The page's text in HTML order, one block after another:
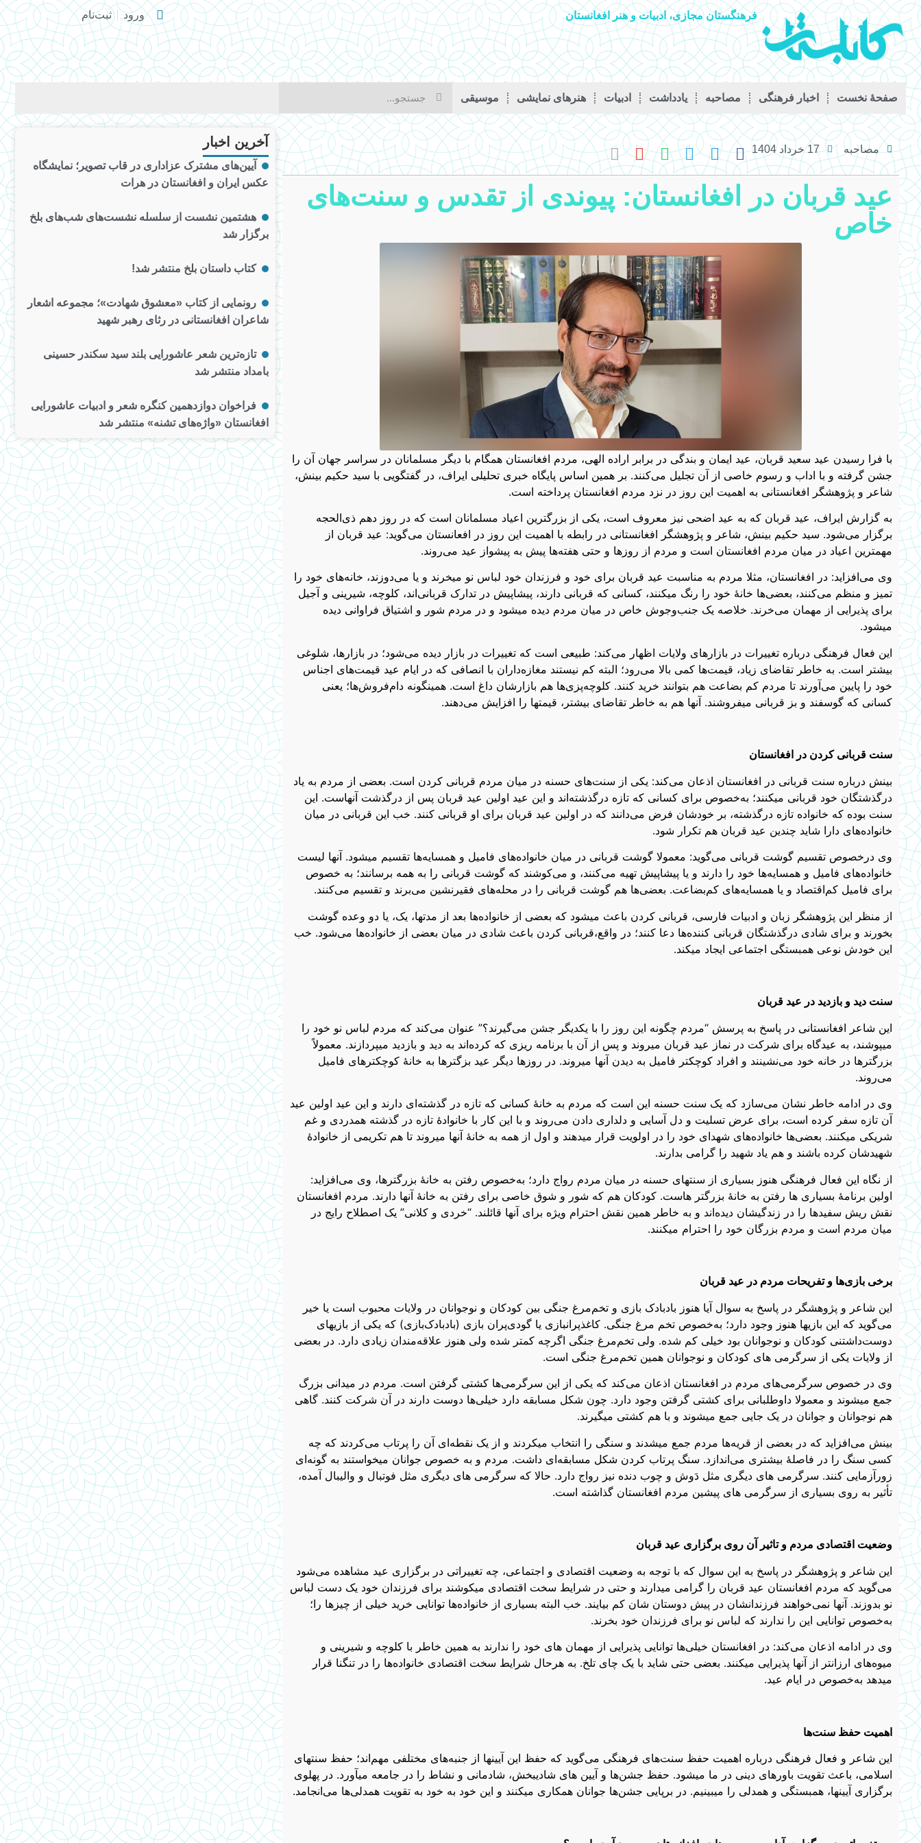
فرهنگستان مجازی، ادبیات و هنر افغانستان ورود ثبت‌نام
صفحۀ نخست اخبار فرهنگی مصاحبه يادداشت ادبیات هنرهای نمایشی موسیقی
آخرین اخبار
آیین‌های مشترک عزاداری در قاب تصویر؛ نمایشگاه
عکس ایران و افغانستان در هرات
هشتمین نشست از سلسله نشست‌های شب‌های بلخ
برگزار شد
کتاب داستان بلخ منتشر شد!
رونمایی از کتاب «معشوق شهادت»؛ مجموعه اشعار
شاعران افغانستانی در رثای رهبر شهید
تازه‌ترین شعر عاشورایی بلند سید سکندر حسینی
بامداد منتشر شد
فراخوان دوازدهمین کنگره شعر و ادبیات عاشورایی
افغانستان «واژه‌های تشنه» منتشر شد
مصاحبه 17 خرداد 1404
عید قربان در افغانستان: پیوندی از تقدس و سنت‌های
خاص
با فرا رسیدن عید سعید قربان، عید ایمان و بندگی در برابر اراده الهی، مردم افغانستان همگام با دیگر مسلمانان در سراسر جهان آن را
جشن گرفته و با اداب و رسوم خاصی از آن تجلیل می‌کنند. بر همین اساس پایگاه خبری تحلیلی ایراف، در گفتگویی با سید حکیم بینش،
شاعر و پژوهشگر افغانستانی به اهمیت این روز در نزد مردم افغانستان پرداخته است.
به گزارش ایراف، عید قربان که به عید اضحی نیز معروف است، یکی از بزرگترین اعیاد مسلمانان است که در روز دهم ذی‌الحجه
برگزار می‌شود. سید حکیم بینش، شاعر و پژوهشگر افغانستانی در رابطه با اهمیت این روز در افعانستان می‌گوید: عید قربان از
مهمترین اعیاد در میان مردم افغانستان است و مردم از روزها و حتی هفته‌ها پیش به پیشواز عید می‌روند.
وی می‌افزاید: در افغانستان، مثلا مردم به مناسبت عید قربان برای خود و فرزندان خود لباس نو میخرند و یا می‌دوزند، خانه‌های خود را
تمیز و منظم می‌کنند، بعضی‌ها خانۀ خود را رنگ میکنند، کسانی که قربانی دارند، پیشاپیش در تدارک قربانی‌اند، کلوچه، شیرینی و آجیل
برای پذیرایی از مهمان می‌خرند. خلاصه یک جنب‌وجوش خاص در میان مردم دیده میشود و در مردم شور و اشتیاق فراوانی دیده
میشود.
این فعال فرهنگی درباره تغییرات در بازارهای ولایات اظهار می‌کند: طبیعی است که تغییرات در بازار دیده می‌شود؛ در بازارها، شلوغی
بیشتر است. به خاطر تقاضای زیاد، قیمت‌ها کمی بالا می‌رود؛ البته کم نیستند مغازه‌داران با انصافی که در ایام عید قیمت‌های اجناس
خود را پایین می‌آورند تا مردم کم‌ بضاعت هم بتوانند خرید کنند. کلوچه‌پزی‌ها هم بازارشان داغ است. همینگونه دام‌فروش‌ها؛ یعنی
کسانی که گوسفند و بز قربانی میفروشند. آنها هم به خاطر تقاضای بیشتر، قیمتها را افزایش می‌دهند.
سنت قربانی کردن در افغانستان
بینش درباره سنت‌ قربانی در افغانستان اذعان می‌کند: یکی از سنت‌های حسنه در میان مردم قربانی کردن است. بعضی از مردم به یاد
درگذشتگان خود قربانی میکنند؛ به‌خصوص برای کسانی که تازه درگذشته‌اند و این عید اولین عید قربان پس از درگذشت آنهاست. این
سنت بوده که خانواده تازه درگذشته، بر خودشان فرض می‌دانند که در اولین عید قربان برای او قربانی کنند. خب این قربانی در میان
خانواده‌های دارا شاید چندین عید قربان هم تکرار شود.
وی درخصوص تقسیم گوشت قربانی می‌گوید: معمولا گوشت قربانی در میان خانواده‌های فامیل و همسایه‌ها تقسیم میشود. آنها لیست
خانواده‌های فامیل و همسایه‌ها خود را دارند و یا پیشاپیش تهیه می‌کنند، و می‌کوشند که گوشت قربانی را به همه برسانند؛ به خصوص
برای فامیل کم‌اقتصاد و یا همسایه‌های کم‌بضاعت. بعضی‌ها هم گوشت قربانی را در محله‌های فقیرنشین می‌برند و تقسیم می‌کنند.
از منظر این پژوهشگر زبان و ادبیات فارسی، قربانی کردن باعث میشود که بعضی از خانواده‌ها بعد از مدتها، یک، یا دو وعده گوشت
بخورند و برای شادی درگذشتگان قربانی کننده‌ها دعا کنند؛ در واقع،قربانی کردن باعث شادی در میان بعضی از خانواده‌ها می‌شود. خب
این خودش نوعی همبستگی اجتماعی ایجاد میکند.
سنت دید و بازدید در عید قربان
این شاعر افغانستانی در پاسخ به پرسش “مردم چگونه این روز را با یکدیگر جشن می‌گیرند؟” عنوان می‌کند که مردم لباس نو خود را
میپوشند، به عیدگاه برای شرکت در نماز عید قربان میروند و پس از آن با برنامه ریزی که کرده‌اند به دید و بازدید میپردازند. معمولاً
بزرگترها در خانه خود می‌نشینند و افراد کوچکتر فامیل به دیدن آنها میروند. در روزها دیگر عید بزگترها به خانۀ کوچکترهای فامیل
می‌روند.
وی در ادامه خاطر نشان می‌سازد که یک سنت حسنه این است که مردم به خانۀ کسانی که تازه در گذشته‌ای دارند و این عید اولین عید
آن تازه سفر کرده است، برای عرض تسلیت و دل آسایی و دلداری دادن می‌روند و با این کار با خانوادۀ تازه در گذشته همدردی و غم
شریکی میکنند. بعضی‌ها خانواده‌های شهدای خود را در اولویت قرار میدهند و اول از همه به خانۀ آنها میروند تا هم تکریمی از خانوادۀ
شهیدشان کرده باشند و هم یاد شهید را گرامی بدارند.
از نگاه این فعال فرهنگی هنوز بسیاری از سنتهای حسنه در میان مردم رواج دارد؛ به‌خصوص رفتن به خانۀ بزرگترها، وی می‌افزاید:
اولین برنامۀ بسیاری ها رفتن به خانۀ بزرگتر هاست. کودکان هم که شور و شوق خاصی برای رفتن به خانۀ آنها دارند. مردم افغانستان
نقش ریش سفیدها را در زندگیشان دیده‌اند و به خاطر همین نقش احترام ویژه برای آنها قائلند. “خردی و کلانی” یک اصطلاح رایج در
میان مردم است و مردم بزرگان خود را احترام میکنند.
برخی بازی‌ها و تفریحات مردم در عید قربان
این شاعر و پژوهشگر در پاسخ به سوال آیا هنوز بادبادک بازی و تخم‌مرغ جنگی بین کودکان و نوجوانان در ولایات محبوب است یا خیر
می‌گوید که این بازیها هنوز وجود دارد؛ به‌خصوص تخم مرغ جنگی. کاغذپرانبازی یا گودی‌پران بازی (بادبادک‌بازی) که یکی از بازیهای
دوست‌داشتنی کودکان و نوجوانان بود خیلی کم شده. ولی تخم‌مرغ جنگی اگرچه کمتر شده ولی هنوز علاقه‌مندان زیادی دارد. در بعضی
از ولایات یکی از سرگرمی های کودکان و نوجوانان همین تخم‌مرغ جنگی است.
وی در خصوص سرگرمی‌های مردم در افغانستان اذعان می‌کند که یکی از این سرگرمی‌ها کشتی گرفتن است. مردم در میدانی بزرگ
جمع میشوند و معمولا داوطلبانی برای کشتی گرفتن وجود دارد. چون شکل مسابقه دارد خیلی‌ها دوست دارند در آن شرکت کنند. گاهی
هم نوجوانان و جوانان در یک جایی جمع میشوند و با هم کشتی میگیرند.
بینش می‌افزاید که در بعضی از قریه‌ها مردم جمع میشدند و سنگی را انتخاب میکردند و از یک نقطه‌ای آن را پرتاب می‌کردند که چه
کسی سنگ را در فاصلۀ بیشتری می‌اندازد. سنگ پرتاب کردن شکل مسابقه‌ای داشت. مردم و به خصوص جوانان میخواستند به گونه‌ای
زورآزمایی کنند. سرگرمی های دیگری مثل دَوش و چوب دنده نیز رواج دارد. حالا که سرگرمی های دیگری مثل فوتبال و والیبال آمده،
تأثیر به روی بسیاری از سرگرمی های پیشین مردم افغانستان گذاشته است.
وضعیت اقتصادی مردم و تاثیر آن روی برگزاری عید قربان
این شاعر و پژوهشگر در پاسخ به این سوال که با توجه به وضعیت اقتصادی و اجتماعی، چه تغییراتی در برگزاری عید مشاهده می‌شود
می‌گوید که مردم افغانستان عید قربان را گرامی میدارند و حتی در شرایط سخت اقتصادی میکوشند برای فرزندان خود یک دست لباس
نو بدوزند. آنها نمی‌خواهند فرزندانشان در پیش دوستان شان کم بیایند. خب البته بسیاری از خانواده‌ها توانایی خرید خیلی از چیزها را؛
به‌خصوص توانایی این را ندارند که لباس نو برای فرزندان خود بخرند.
وی در ادامه اذعان می‌کند: در افغانستان خیلی‌ها توانایی پذیرایی از مهمان های خود را ندارند به همین خاطر با کلوچه و شیرینی و
میوه‌های ارزانتر از آنها پذیرایی میکنند. بعضی حتی شاید با یک چای تلخ. به هرحال شرایط سخت اقتصادی خانواده‌ها را در تنگنا قرار
میدهد به‌خصوص در ایام عید.
اهمیت حفظ سنت‌ها
این شاعر و فعال فرهنگی درباره اهمیت حفظ سنت‌های فرهنگی می‌گوید که حفظ این آیینها از جنبه‌های مختلفی مهم‌اند؛ حفظ سنتهای
اسلامی، باعث تقویت باورهای دینی در ما میشود. حفظ جشن‌ها و آیین های شادیبخش، شادمانی و نشاط را در جامعه میآورد. در پهلوی
برگزاری آیینها، همبستگی و همدلی را میبینیم. در برپایی جشن‌ها جوانان همکاری میکنند و این خود به خود به تقویت همدلی‌ها می‌انجامد.